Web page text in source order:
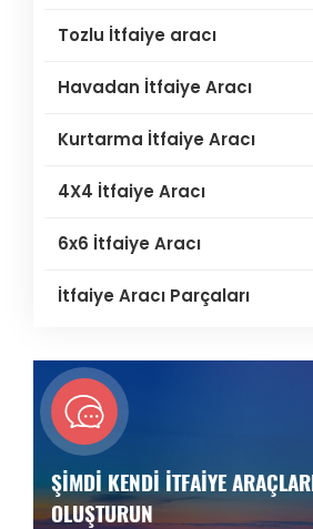
Tozlu İtfaiye aracı
Havadan İtfaiye Aracı
Kurtarma İtfaiye Aracı
4X4 İtfaiye Aracı
6x6 İtfaiye Aracı
İtfaiye Aracı Parçaları
ŞIMDI KENDI İTFAIYE
OLUŞTURUN